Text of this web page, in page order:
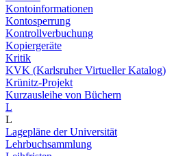
Kontoinformationen
Kontosperrung
Kontrollverbuchung
Kopiergeräte
Kritik
KVK (Karlsruher Virtueller Katalog)
Krünitz-Projekt
Kurzausleihe von Büchern
L
L
Lagepläne der Universität
Lehrbuchsammlung